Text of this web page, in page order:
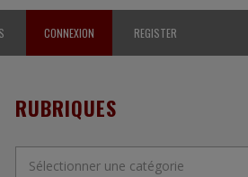
CONTACTER
CONNEXION REGISTER
RUBRIQUES